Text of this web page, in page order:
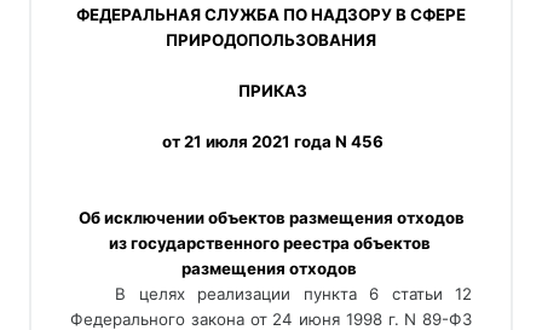
ФЕДЕРАЛЬНАЯ СЛУЖБА ПО НАДЗОРУ В СФЕРЕ
ПРИРОДОПОЛЬЗОВАНИЯ
ПРИКАЗ
от 21 июля 2021 года N 456
из государственного реестра объектов
размещения отходов
В целях реализации пункта 6 статьи 12
Федерального закона от 24 июня 1998 г. N 89-ФЗ